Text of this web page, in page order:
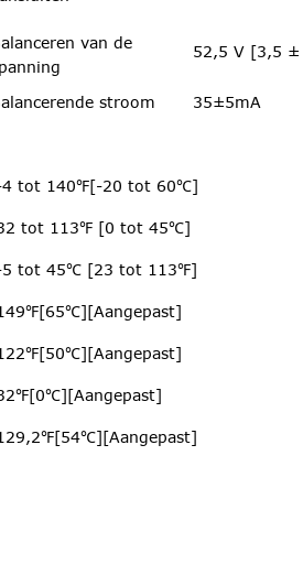
van de
52,5 V [3,5
stroom 35±5mA
4 tot 140℉[-20 tot 60℃]
tot 113℉ [0 tot 45℃]
5 tot 45℃ [23 tot 113℉]